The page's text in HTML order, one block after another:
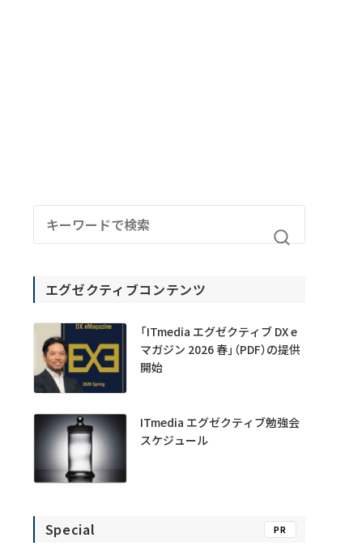
エグゼクティブコンテンツ
「ITmedia エグゼクティブ DX e
マガジン 2026 春」（PDF）の提供
開始
ITmedia エグゼクティブ勉強会
スケジュール
Special PR